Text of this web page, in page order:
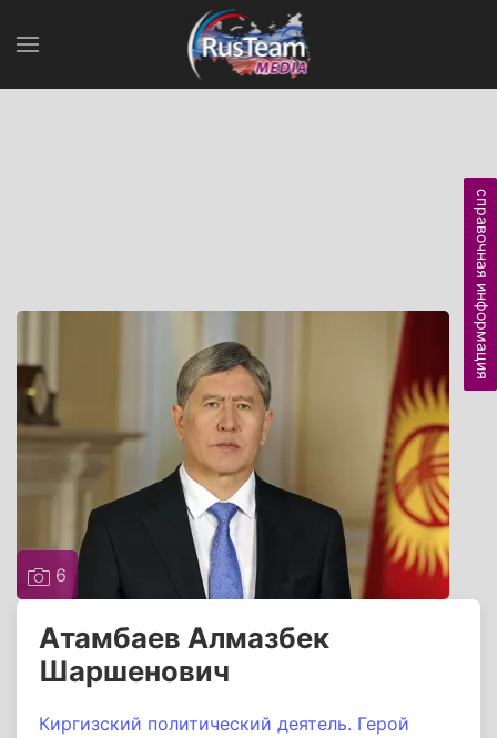
6
Атамбаев Алмазбек
Шаршенович
Киргизский политический деятель. Герой
справочная информация